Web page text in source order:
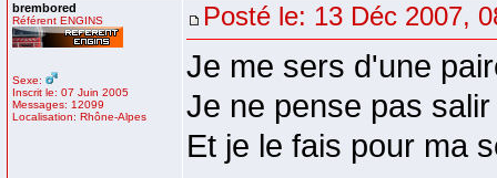
brembored
Référent ENGINS
Sexe:
Inscrit le: 07 Juin 2005
Messages: 12099
Localisation: Rhône-Alpes
Posté le: 13 Déc 2007,
Je me sers d'une
Je ne pense pas
Et je le fais pour ma